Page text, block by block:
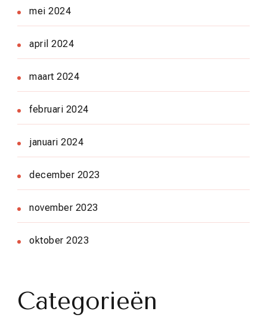
mei 2024
april 2024
maart 2024
februari 2024
januari 2024
december 2023
november 2023
oktober 2023
Categorieën